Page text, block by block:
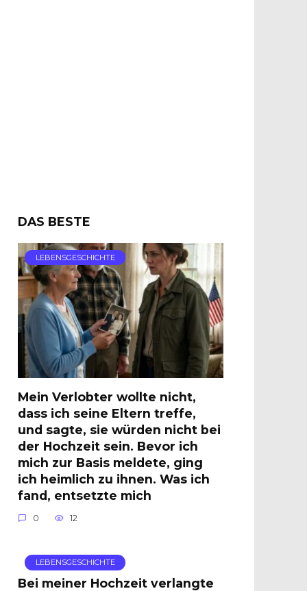
DAS BESTE
LEBENSGESCHICHTE
Mein Verlobter wollte nicht,
dass ich seine Eltern treffe,
und sagte, sie würden nicht bei
der Hochzeit sein. Bevor ich
mich zur Basis meldete, ging
ich heimlich zu ihnen. Was ich
fand, entsetzte mich
0 12
LEBENSGESCHICHTE
Bei meiner Hochzeit verlangte